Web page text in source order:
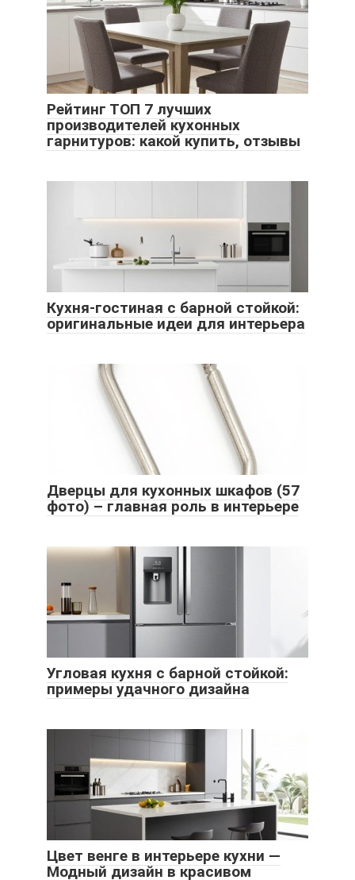
Рейтинг ТОП 7 лучших
производителей кухонных
гарнитуров: какой купить, отзывы
Кухня-гостиная с барной стойкой:
оригинальные идеи для интерьера
Дверцы для кухонных шкафов (57
фото) – главная роль в интерьере
Угловая кухня с барной стойкой:
примеры удачного дизайна
Цвет венге в интерьере кухни —
Модный дизайн в красивом